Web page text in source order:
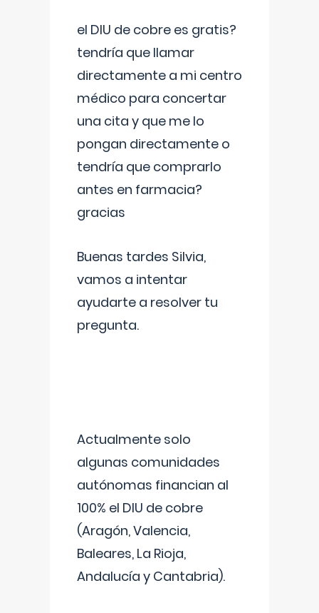
el DIU de cobre es gratis?
tendría que llamar
directamente a mi centro
médico para concertar
una cita y que me lo
pongan directamente o
tendría que comprarlo
antes en farmacia?
gracias
Buenas tardes Silvia,
vamos a intentar
ayudarte a resolver tu
pregunta.
Actualmente solo
algunas comunidades
autónomas financian al
100% el DIU de cobre
(Aragón, Valencia,
Baleares, La Rioja,
Andalucía y Cantabria).